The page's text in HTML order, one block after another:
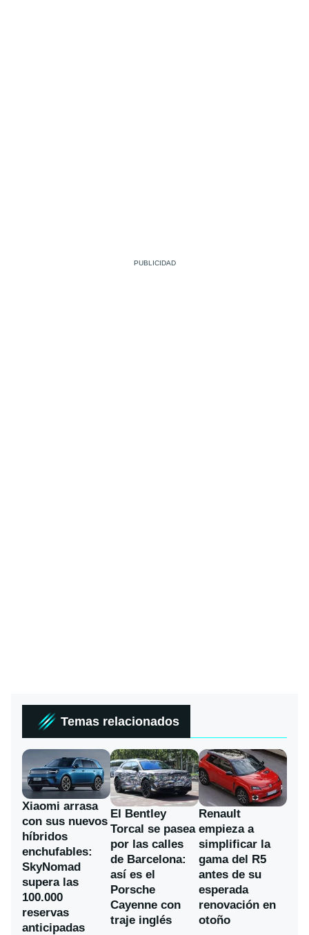
Temas relacionados
Xiaomi arrasa
con sus nuevos
híbridos
enchufables:
SkyNomad
supera las
100.000
reservas
anticipadas
El Bentley
Torcal se pasea
por las calles
de Barcelona:
así es el
Porsche
Cayenne con
traje inglés
Renault
empieza a
simplificar la
gama del R5
antes de su
esperada
renovación en
otoño